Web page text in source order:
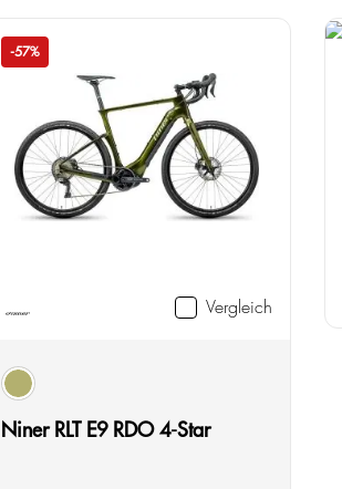
-57%
Vergleich
Farbe
Olive
Niner RLT E9 RDO 4-Star